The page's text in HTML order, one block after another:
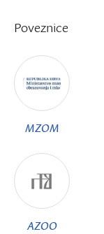
Poveznice
MZOM
AZOO